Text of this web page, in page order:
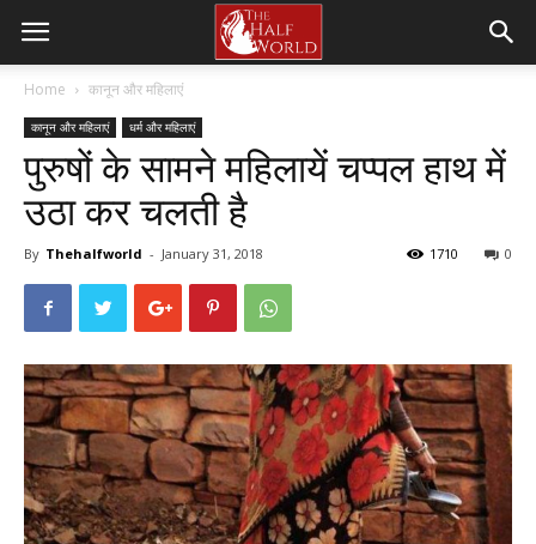
Home कानून और महिलाएं
कानून और महिलाएं धर्म और महिलाएं
पुरुषों के सामने महिलायें चप्पल हाथ में
उठा कर चलती है
By Thehalfworld - January 31, 2018 0
1710